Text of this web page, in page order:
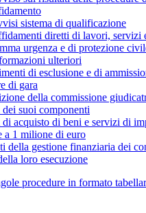
sistema di qualificazione
diretti di lavori, servizi
urgenza e di protezione
ulteriori
di esclusione e di
di gara
della commissione
suoi componenti
acquisto di beni e servizi di
a 1 milione di euro
della gestione finanziaria dei
loro esecuzione
procedure in formato